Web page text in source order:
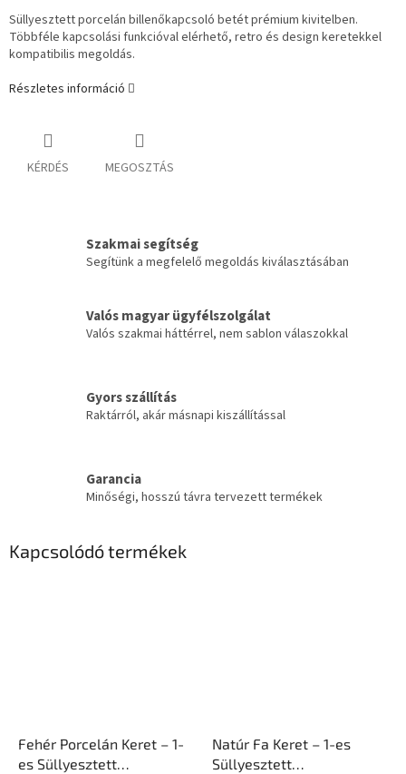
Süllyesztett porcelán billenőkapcsoló betét prémium kivitelben.
Többféle kapcsolási funkcióval elérhető, retro és design keretekkel
kompatibilis megoldás.
Részletes információ
KÉRDÉS MEGOSZTÁS
Szakmai segítség
Segítünk a megfelelő megoldás kiválasztásában
Valós magyar ügyfélszolgálat
Valós szakmai háttérrel, nem sablon válaszokkal
Gyors szállítás
Raktárról, akár másnapi kiszállítással
Garancia
Minőségi, hosszú távra tervezett termékek
Kapcsolódó termékek
Fehér Porcelán Keret – 1-
es Süllyesztett
Natúr Fa Keret – 1-es
Süllyesztett